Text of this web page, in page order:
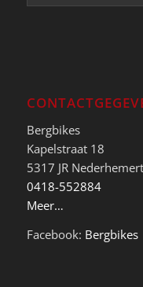
Bergbikes
Kapelstraat 18
5317 JR Nederhemert
0418-552884
Meer…
Facebook: Bergbikes